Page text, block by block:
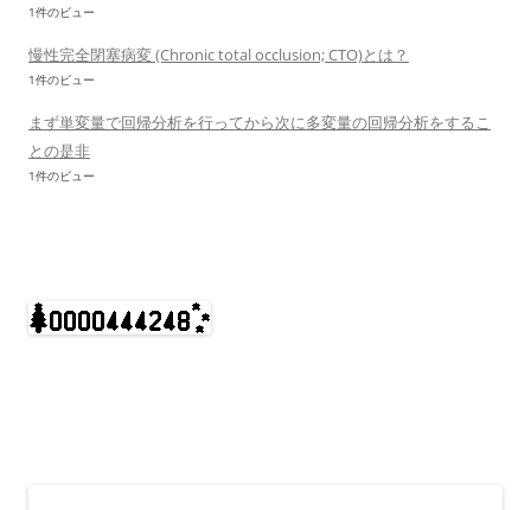
1件のビュー
慢性完全閉塞病変 (Chronic total occlusion; CTO)とは？
1件のビュー
まず単変量で回帰分析を行ってから次に多変量の回帰分析をするこ
との是非
1件のビュー